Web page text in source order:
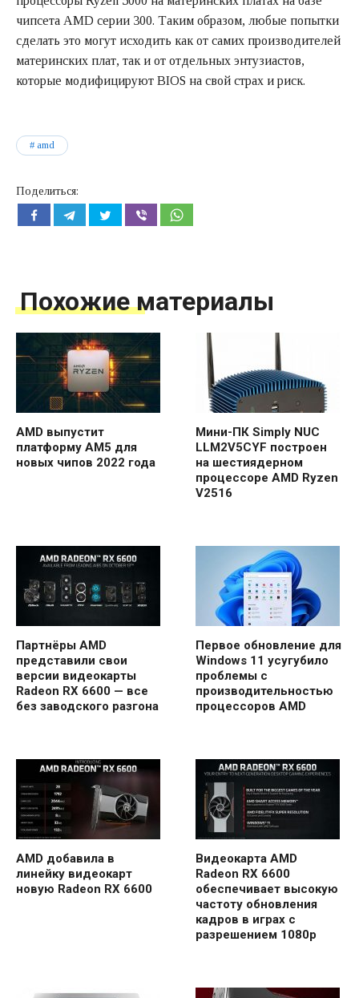
чипсета AMD серии 300. Таким образом, любые попытки
сделать это могут исходить как от самих производителей
материнских плат, так и от отдельных энтузиастов,
которые модифицируют BIOS на свой страх и риск.
amd
Поделиться:
Похожие материалы
AMD выпустит
платформу AM5 для
новых чипов 2022 года
Мини-ПК Simply NUC
LLM2V5CYF построен
на шестиядерном
процессоре AMD Ryzen
V2516
Партнёры AMD
представили свои
версии видеокарты
Radeon RX 6600 — все
без заводского разгона
Первое обновление для
Windows 11 усугубило
проблемы с
производительностью
процессоров AMD
AMD добавила в
линейку видеокарт
новую Radeon RX 6600
Видеокарта AMD
Radeon RX 6600
обеспечивает высокую
частоту обновления
кадров в играх с
разрешением 1080p